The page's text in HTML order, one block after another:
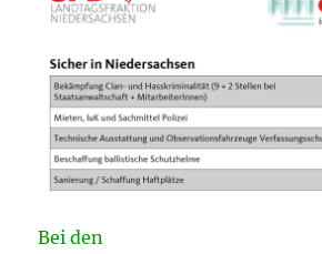
Bei den